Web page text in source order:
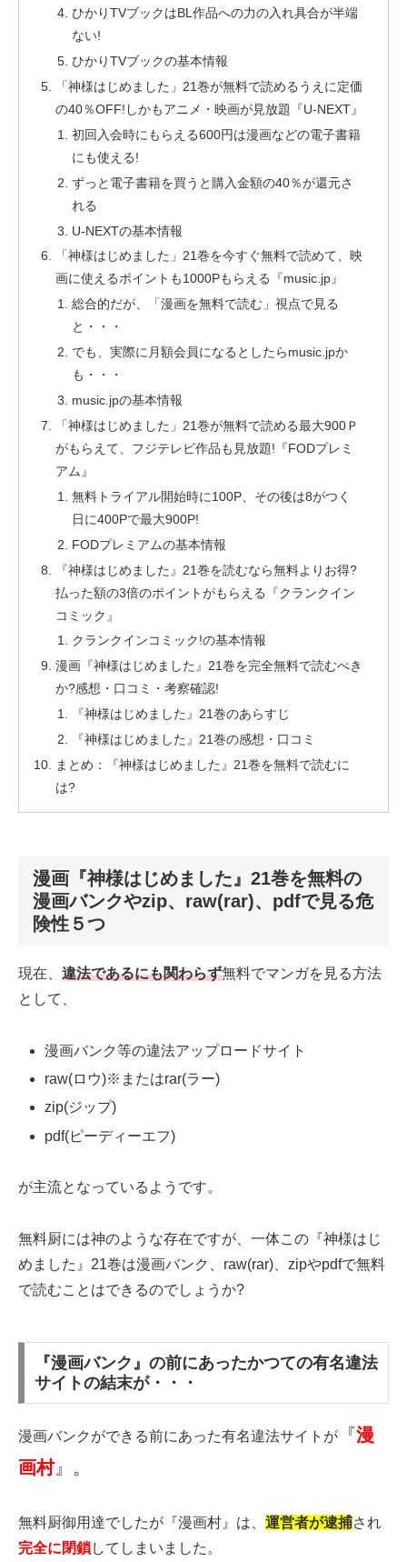
ひかりTVブックはBL作品への力の入れ具合が半端
ない!
ひかりTVブックの基本情報
「神様はじめました」21巻が無料で読めるうえに定価
の40％OFF!しかもアニメ・映画が見放題『U-NEXT』
初回入会時にもらえる600円は漫画などの電子書籍
にも使える!
ずっと電子書籍を買うと購入金額の40％が還元さ
れる
U-NEXTの基本情報
「神様はじめました」21巻を今すぐ無料で読めて、映
画に使えるポイントも1000Pもらえる『music.jp』
総合的だが、「漫画を無料で読む」視点で見る
と・・・
でも、実際に月額会員になるとしたらmusic.jpか
も・・・
music.jpの基本情報
「神様はじめました」21巻が無料で読める最大900Ｐ
がもらえて、フジテレビ作品も見放題!『FODプレミ
アム』
無料トライアル開始時に100P、その後は8がつく
日に400Pで最大900P!
FODプレミアムの基本情報
『神様はじめました』21巻を読むなら無料よりお得?
払った額の3倍のポイントがもらえる『クランクイン
コミック』
クランクインコミック!の基本情報
漫画『神様はじめました』21巻を完全無料で読むべき
か?感想・口コミ・考察確認!
『神様はじめました』21巻のあらすじ
『神様はじめました』21巻の感想・口コミ
まとめ：『神様はじめました』21巻を無料で読むに
は?
漫画『神様はじめました』21巻を無料の
漫画バンクやzip、raw(rar)、pdfで見る危
険性５つ
現在、 違法であるにも関わらず無料でマンガを見る方法
として、
漫画バンク等の違法アップロードサイト
raw(ロウ)※またはrar(ラー)
zip(ジップ)
pdf(ピーディーエフ)
が主流となっているようです。
無料厨には神のような存在ですが、一体この『神様はじ
めました』21巻は漫画バンク、raw(rar)、zipやpdfで無料
で読むことはできるのでしょうか?
『漫画バンク』の前にあったかつての有名違法
サイトの結末が・・・
漫画バンクができる前にあった有名違法サイトが 『漫
画村』。
無料厨御用達でしたが『漫画村』は、 運営者が逮捕され
完全に閉鎖してしまいました。